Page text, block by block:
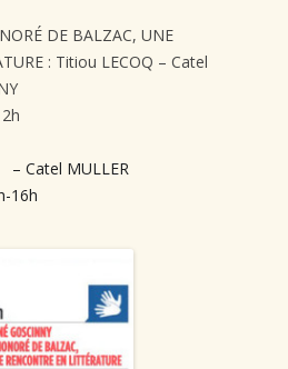
DE BALZAC, UNE
: Titiou LECOQ – Catel
– Catel MULLER
16h⁠